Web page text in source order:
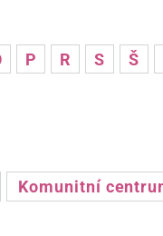
P R S Š
Komunitní